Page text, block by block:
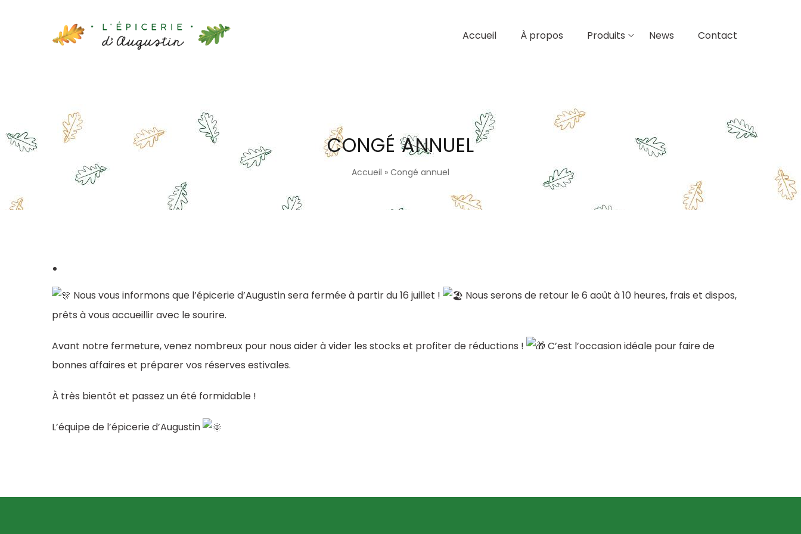
Accueil À propos Produits News Contact
CONGÉ ANNUEL
Accueil » Congé annuel
Nous vous informons que l’épicerie d’Augustin sera fermée à partir du 16 juillet !
Nous serons de retour le 6 août à 10 heures, frais et dispos,
prêts à vous accueillir avec le sourire.
Avant notre fermeture, venez nombreux pour nous aider à vider les stocks et profiter de réductions !
C’est l’occasion idéale pour faire de
bonnes affaires et préparer vos réserves estivales.
À très bientôt et passez un été formidable !
L’équipe de l’épicerie d’Augustin